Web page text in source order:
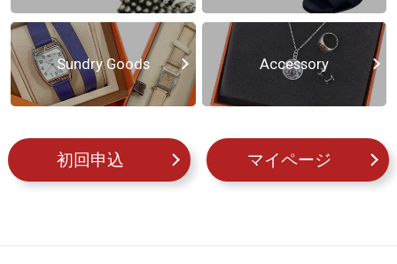
Sundry Goods Accessory
初回申込 マイページ